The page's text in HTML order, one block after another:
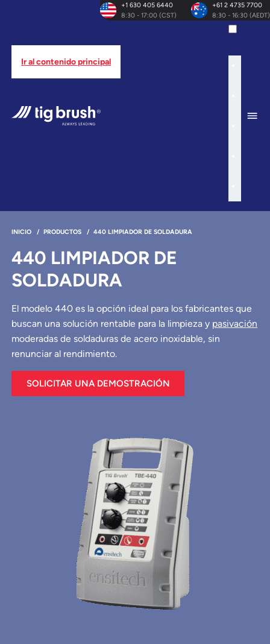
Ir al contenido principal
+1 630 405 6440
8:30 - 17:00 (CST)
+61 2 4735 7700
8:30 - 16:30 (AEDT)
INICIO /PRODUCTOS /440 LIMPIADOR DE SOLDADURA
440 LIMPIADOR DE
SOLDADURA
El modelo 440 es la opción ideal para los fabricantes que
buscan una solución rentable para la limpieza y pasivación
moderadas de soldaduras de acero inoxidable, sin
renunciar al rendimiento.
SOLICITAR UNA DEMOSTRACIÓN